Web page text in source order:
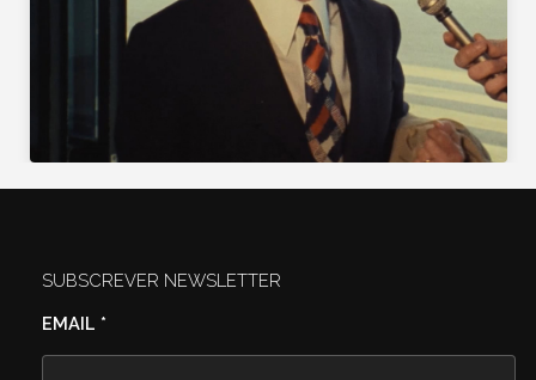
SUBSCREVER NEWSLETTER
EMAIL *